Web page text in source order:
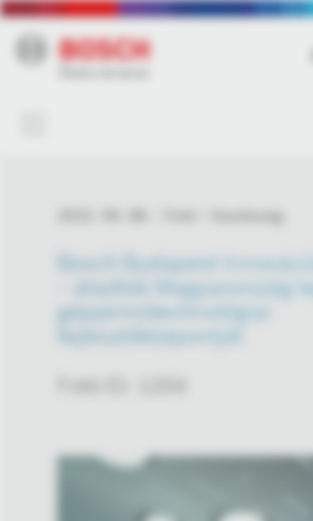
Bosch Budapest
– átadták Magyarország
gépjárműtechnológiai
fejlesztőközpontját